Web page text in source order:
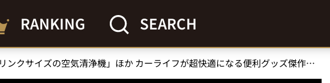
RANKING SEARCH
「ドリンクサイズの空気清浄機」ほか カーライフが超快適になる便利グッズ傑作3選【カーグッズ大賞】